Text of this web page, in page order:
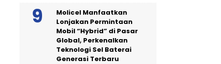
Molicel Manfaatkan
Lonjakan Permintaan
Mobil “Hybrid” di Pasar
Global, Perkenalkan
Teknologi Sel Baterai
Generasi Terbaru